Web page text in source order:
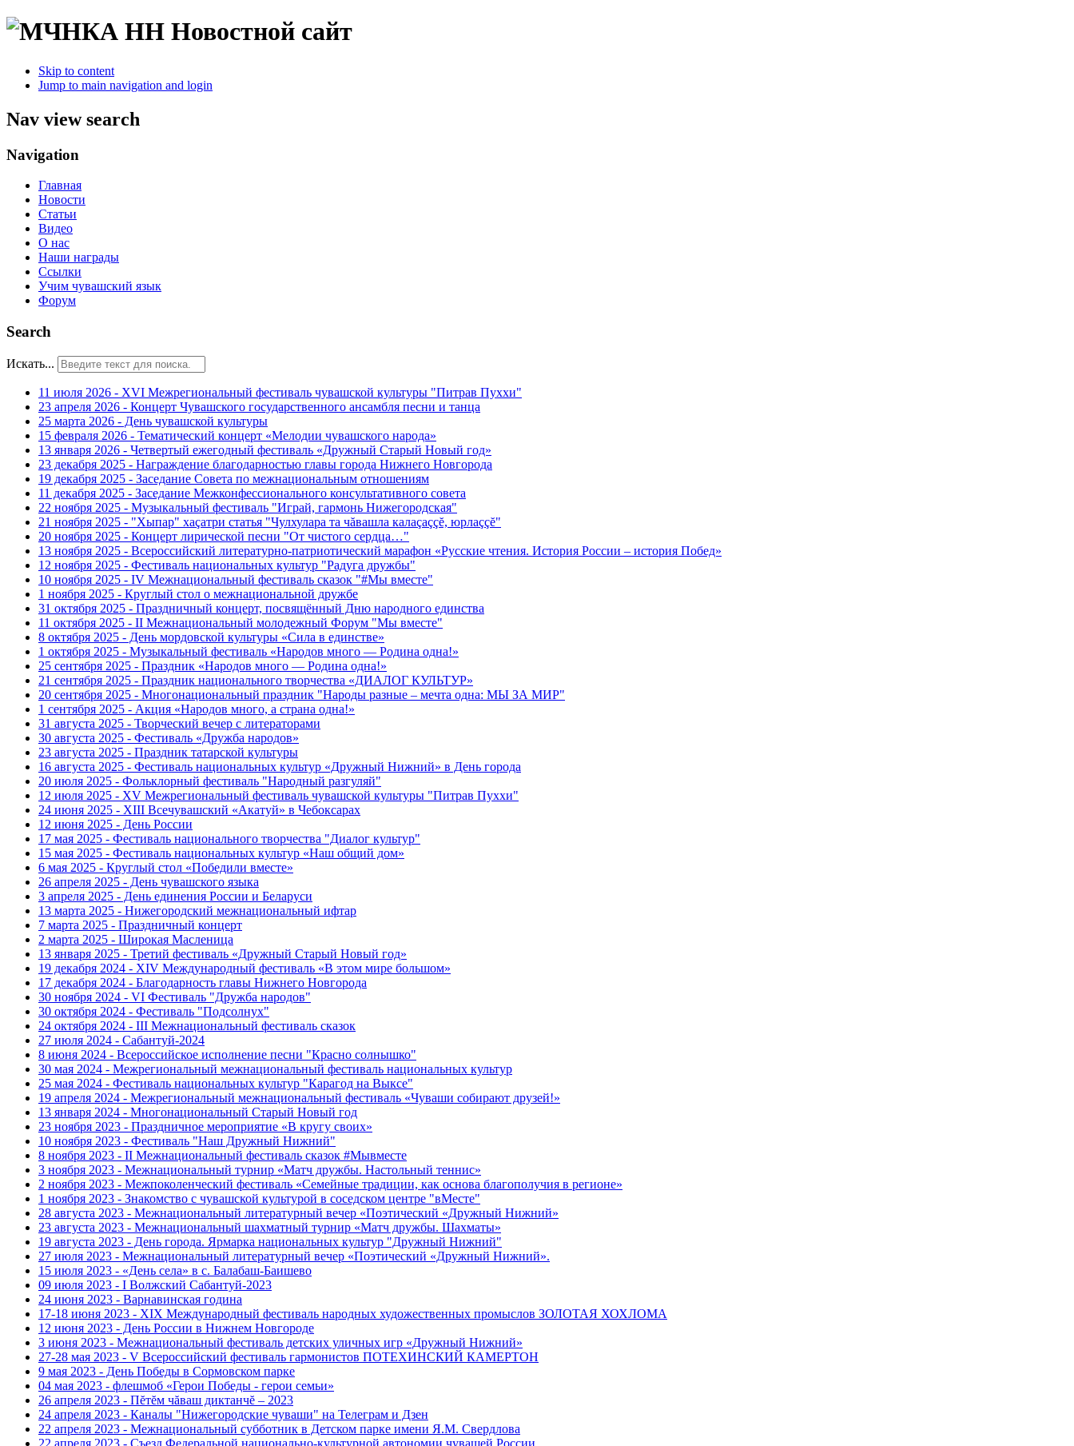
Новостной сайт
Skip to content
Jump to main navigation and login
Nav view search
Navigation
Главная
Новости
Статьи
Видео
О нас
Наши награды
Ссылки
Учим чувашский язык
Форум
Search
Искать...
11 июля 2026 - XVI Межрегиональный фестиваль чувашской культуры "Питрав Пуххи"
23 апреля 2026 - Концерт Чувашского государственного ансамбля песни и танца
25 марта 2026 - День чувашской культуры
15 февраля 2026 - Тематический концерт «Мелодии чувашского народа»
13 января 2026 - Четвертый ежегодный фестиваль «Дружный Старый Новый год»
23 декабря 2025 - Награждение благодарностью главы города Нижнего Новгорода
19 декабря 2025 - Заседание Совета по межнациональным отношениям
11 декабря 2025 - Заседание Межконфессионального консультативного совета
22 ноября 2025 - Музыкальный фестиваль "Играй, гармонь Нижегородская"
21 ноября 2025 - "Хыпар" хаçатри статья "Чулхулара та чăвашла калаçаççĕ, юрлаççĕ"
20 ноября 2025 - Концерт лирической песни "От чистого сердца…"
13 ноября 2025 - Всероссийский литературно-патриотический марафон «Русские чтения. История России – история Побед»
12 ноября 2025 - Фестиваль национальных культур "Радуга дружбы"
10 ноября 2025 - IV Межнациональный фестиваль сказок "#Мы вместе"
1 ноября 2025 - Круглый стол о межнациональной дружбе
31 октября 2025 - Праздничный концерт, посвящённый Дню народного единства
11 октября 2025 - II Межнациональный молодежный Форум "Мы вместе"
8 октября 2025 - День мордовской культуры «Сила в единстве»
1 октября 2025 - Музыкальный фестиваль «Народов много — Родина одна!»
25 сентября 2025 - Праздник «Народов много — Родина одна!»
21 сентября 2025 - Праздник национального творчества «ДИАЛОГ КУЛЬТУР»
20 сентября 2025 - Многонациональный праздник "Народы разные – мечта одна: МЫ ЗА МИР"
1 сентября 2025 - Акция «Народов много, а страна одна!»
31 августа 2025 - Творческий вечер с литераторами
30 августа 2025 - Фестиваль «Дружба народов»
23 августа 2025 - Праздник татарской культуры
16 августа 2025 - Фестиваль национальных культур «Дружный Нижний» в День города
20 июля 2025 - Фольклорный фестиваль "Народный разгуляй"
12 июля 2025 - XV Межрегиональный фестиваль чувашской культуры "Питрав Пуххи"
24 июня 2025 - XIII Всечувашский «Акатуй» в Чебоксарах
12 июня 2025 - День России
17 мая 2025 - Фестиваль национального творчества "Диалог культур"
15 мая 2025 - Фестиваль национальных культур «Наш общий дом»
6 мая 2025 - Круглый стол «Победили вместе»
26 апреля 2025 - День чувашского языка
3 апреля 2025 - День единения России и Беларуси
13 марта 2025 - Нижегородский межнациональный ифтар
7 марта 2025 - Праздничный концерт
2 марта 2025 - Широкая Масленица
13 января 2025 - Третий фестиваль «Дружный Старый Новый год»
19 декабря 2024 - XIV Международный фестиваль «В этом мире большом»
17 декабря 2024 - Благодарность главы Нижнего Новгорода
30 ноября 2024 - VI Фестиваль "Дружба народов"
30 октября 2024 - Фестиваль "Подсолнух"
24 октября 2024 - III Межнациональный фестиваль сказок
27 июля 2024 - Сабантуй-2024
8 июня 2024 - Всероссийское исполнение песни "Красно солнышко"
30 мая 2024 - Межрегиональный межнациональный фестиваль национальных культур
25 мая 2024 - Фестиваль национальных культур "Карагод на Выксе"
19 апреля 2024 - Межрегиональный межнациональный фестиваль «Чуваши собирают друзей!»
13 января 2024 - Многонациональный Старый Новый год
23 ноября 2023 - Праздничное мероприятие «В кругу своих»
10 ноября 2023 - Фестиваль "Наш Дружный Нижний"
8 ноября 2023 - II Межнациональный фестиваль сказок #Мывместе
3 ноября 2023 - Межнациональный турнир «Матч дружбы. Настольный теннис»
2 ноября 2023 - Межпоколенческий фестиваль «Семейные традиции, как основа благополучия в регионе»
1 ноября 2023 - Знакомство с чувашской культурой в соседском центре "вМесте"
28 августа 2023 - Межнациональный литературный вечер «Поэтический «Дружный Нижний»
23 августа 2023 - Межнациональный шахматный турнир «Матч дружбы. Шахматы»
19 августа 2023 - День города. Ярмарка национальных культур "Дружный Нижний"
27 июля 2023 - Межнациональный литературный вечер «Поэтический «Дружный Нижний».
15 июля 2023 - «День села» в с. Балабаш-Баишево
09 июля 2023 - I Волжский Сабантуй-2023
24 июня 2023 - Варнавинская година
17-18 июня 2023 - XIX Международный фестиваль народных художественных промыслов ЗОЛОТАЯ ХОХЛОМА
12 июня 2023 - День России в Нижнем Новгороде
3 июня 2023 - Межнациональный фестиваль детских уличных игр «Дружный Нижний»
27-28 мая 2023 - V Всероссийский фестиваль гармонистов ПОТЕХИНСКИЙ КАМЕРТОН
9 мая 2023 - День Победы в Сормовском парке
04 мая 2023 - флешмоб «Герои Победы - герои семьи»
26 апреля 2023 - Пĕтĕм чăваш диктанчĕ – 2023
24 апреля 2023 - Каналы "Нижегородские чуваши" на Телеграм и Дзен
22 апреля 2023 - Межнациональный субботник в Детском парке имени Я.М. Свердлова
22 апреля 2023 - Съезд Федеральной национально-культурной автономии чувашей России